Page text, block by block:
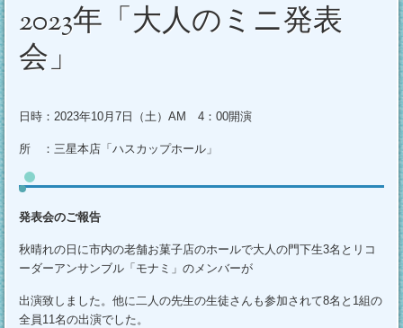
ン
ン
へ
ッ
2023年「大人のミニ発表
会」
日時：2023年10月7日（土）AM 4：00開演
所 ：三星本店「ハスカップホール」
発表会のご報告
秋晴れの日に市内の老舗お菓子店のホールで大人の門下生3名とリコ
ーダーアンサンブル「モナミ」のメンバーが
出演致しました。他に二人の先生の生徒さんも参加されて8名と1組の
全員11名の出演でした。